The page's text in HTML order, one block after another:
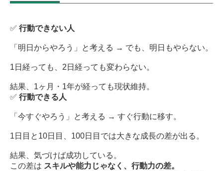
✅ 行動できない人
「明日からやろう」と考える → でも、明日もやらない。
1日経っても、2日経っても変わらない。
結果、1ヶ月・1年が経っても現状維持。
✅ 行動できる人
「今すぐやろう」と考える → すぐ行動に移す。
1日目と10日目、100日目では大きな成長の差が出る。
結果、気づけば成功している。
この差は スキルや能力じゃなく、行動力の差。